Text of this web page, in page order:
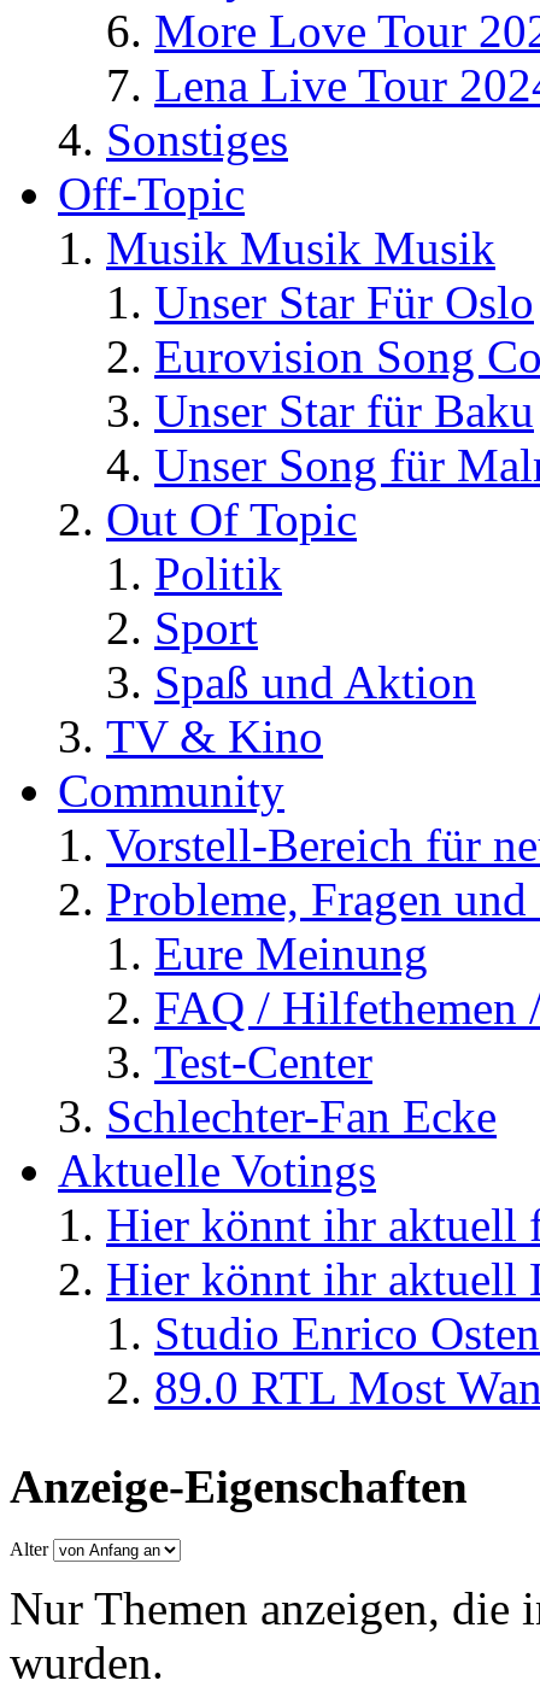
More Love Tour
Lena Live Tour
Sonstiges
Off-Topic
Musik Musik Musik
Unser Star Für Oslo
Eurovision Song
Unser Star für Baku
Unser Song für
Out Of Topic
Politik
Sport
Spaß und Aktion
TV & Kino
Community
Vorstell-Bereich für
Probleme, Fragen
Eure Meinung
FAQ / Hilfethemen
Test-Center
Schlechter-Fan Ecke
Aktuelle Votings
Hier könnt ihr aktuell
Hier könnt ihr aktuell
Studio Enrico
89.0 RTL Most
Anzeige-Eigenschaften
Alter
Nur Themen anzeigen, die
wurden.